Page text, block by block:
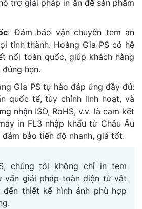
trợ giải pháp in ấn để sản phẩm
: Đảm bảo vận chuyển tem an
tỉnh thành. Hoàng Gia PS có hệ
nối toàn quốc, giúp khách hàng
hẹn.
Gia PS tự hào đáp ứng đầy đủ:
quốc tế, tùy chỉnh linh hoạt, và
nhận ISO, RoHS, v.v. là cam kết
in FL3 nhập khẩu từ Châu Âu
bảo tiến độ nhanh, giá tốt.
chúng tôi không chỉ in tem
vấn giải pháp toàn diện từ vật
đến thiết kế hình ảnh phù hợp